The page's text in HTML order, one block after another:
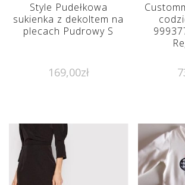
Style Pudełkowa
sukienka z dekoltem na
plecach Pudrowy S
169,00zł